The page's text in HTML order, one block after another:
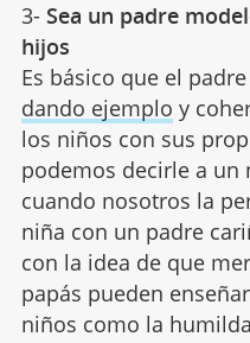
3- Sea un padre
hijos
Es básico que el
dando ejemplo y
los niños con sus
podemos decirle a un
cuando nosotros la
niña con un padre
con la idea de que
papás pueden
niños como la